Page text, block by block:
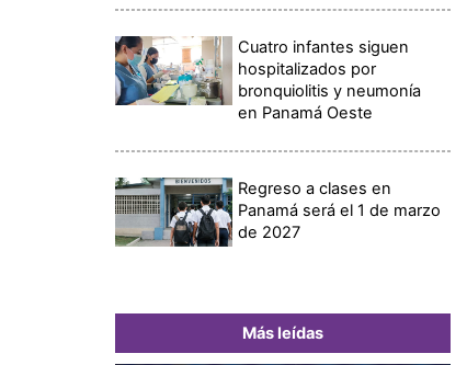
Cuatro infantes siguen
hospitalizados por
bronquiolitis y neumonía
en Panamá Oeste
Regreso a clases en
Panamá será el 1 de marzo
de 2027
Más leídas